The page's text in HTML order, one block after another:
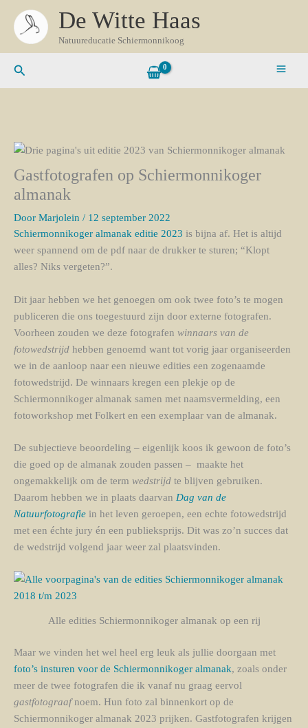
naar
De Witte Haas
Natuureducatie Schiermonnikoog
Zoeken
o
k
e
a
a
Gastfotografen op Schiermonnikoger
almanak
Door Marjolein / 12 september 2022
Schiermonnikoger almanak editie 2023 is bijna af. Het is altijd
weer spannend om de pdf naar de drukker te sturen; “Klopt
alles? Niks vergeten?”.
Dit jaar hebben we het genoegen om ook twee foto’s te mogen
publiceren die ons toegestuurd zijn door externe fotografen.
Voorheen zouden we deze fotografen winnaars van de
fotowedstrijd hebben genoemd want tot vorig jaar organiseerden
we in de aanloop naar een nieuwe edities een zogenaamde
fotowedstrijd. De winnaars kregen een plekje op de
Schiermonnikoger almanak samen met naamsvermelding, een
fotoworkshop met Folkert en een exemplaar van de almanak.
De subjectieve beoordeling – eigenlijk koos ik gewoon de foto’s
die goed op de almanak zouden passen – maakte het
ongemakkelijk om de term wedstrijd te blijven gebruiken.
Daarom hebben we in plaats daarvan Dag van de
Natuurfotografie in het leven geroepen, een echte fotowedstrijd
met een échte jury én een publieksprijs. Dit was zo’n succes dat
de wedstrijd volgend jaar weer zal plaatsvinden.
Alle edities Schiermonnikoger almanak op een rij
Maar we vinden het wel heel erg leuk als jullie doorgaan met
foto’s insturen voor de Schiermonnikoger almanak, zoals onder
meer de twee fotografen die ik vanaf nu graag eervol
gastfotograafnoem. Hun foto zal binnenkort op de
Schiermonnikoger almanak 2023 prijken. Gastfotografen krijgen